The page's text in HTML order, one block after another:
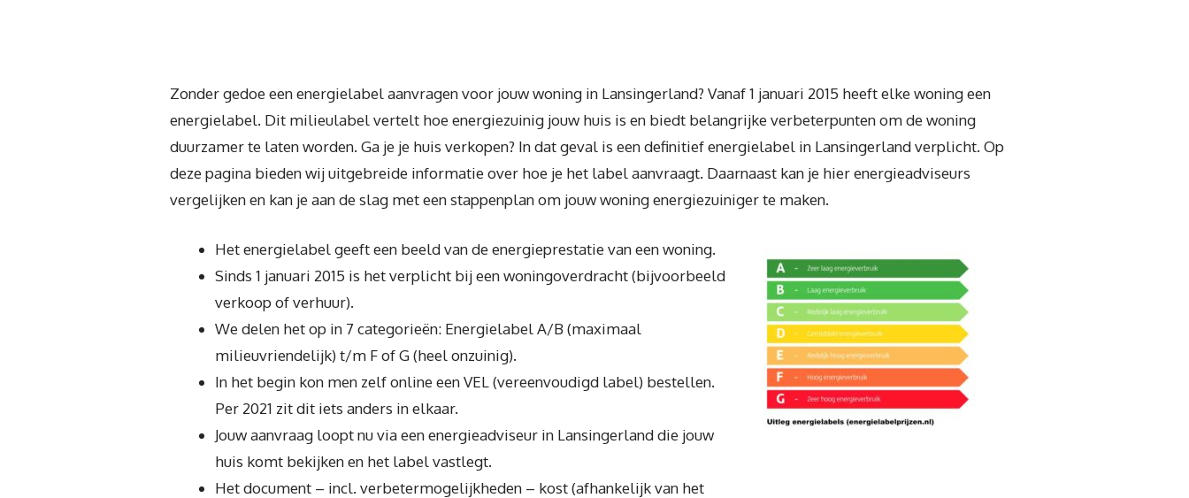
Zonder gedoe een energielabel aanvragen voor jouw woning in Lansingerland? Vanaf 1 januari 2015 heeft elke woning een
energielabel. Dit milieulabel vertelt hoe energiezuinig jouw huis is en biedt belangrijke verbeterpunten om de woning
duurzamer te laten worden. Ga je je huis verkopen? In dat geval is een definitief energielabel in Lansingerland verplicht. Op
deze pagina bieden wij uitgebreide informatie over hoe je het label aanvraagt. Daarnaast kan je hier energieadviseurs
vergelijken en kan je aan de slag met een stappenplan om jouw woning energiezuiniger te maken.
Het energielabel geeft een beeld van de energieprestatie van een woning.
Sinds 1 januari 2015 is het verplicht bij een woningoverdracht (bijvoorbeeld
verkoop of verhuur).
We delen het op in 7 categorieën: Energielabel A/B (maximaal
milieuvriendelijk) t/m F of G (heel onzuinig).
In het begin kon men zelf online een VEL (vereenvoudigd label) bestellen.
Per 2021 zit dit iets anders in elkaar.
Jouw aanvraag loopt nu via een energieadviseur in Lansingerland die jouw
huis komt bekijken en het label vastlegt.
Het document – incl. verbetermogelijkheden – kost (afhankelijk van het